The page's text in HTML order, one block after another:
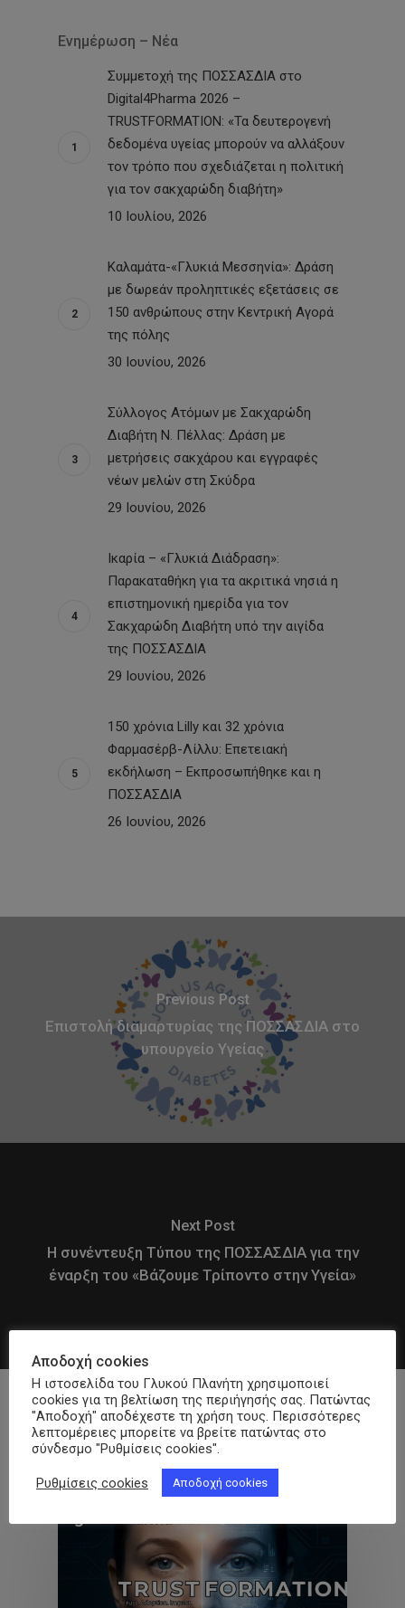
Ενημέρωση – Νέα
Συμμετοχή της ΠΟΣΣΑΣΔΙΑ στο
Digital4Pharma 2026 –
TRUSTFORMATION: «Τα δευτερογενή
δεδομένα υγείας μπορούν να αλλάξουν
τον τρόπο που σχεδιάζεται η πολιτική
για τον σακχαρώδη διαβήτη»
10 Ιουλίου, 2026
Καλαμάτα-«Γλυκιά Μεσσηνία»: Δράση
με δωρεάν προληπτικές εξετάσεις σε
150 ανθρώπους στην Κεντρική Αγορά
της πόλης
30 Ιουνίου, 2026
Σύλλογος Ατόμων με Σακχαρώδη
Διαβήτη Ν. Πέλλας: Δράση με
μετρήσεις σακχάρου και εγγραφές
νέων μελών στη Σκύδρα
29 Ιουνίου, 2026
Ικαρία – «Γλυκιά Διάδραση»:
Παρακαταθήκη για τα ακριτικά νησιά η
επιστημονική ημερίδα για τον
Σακχαρώδη Διαβήτη υπό την αιγίδα
της ΠΟΣΣΑΣΔΙΑ
29 Ιουνίου, 2026
150 χρόνια Lilly και 32 χρόνια
Φαρμασέρβ-Λίλλυ: Eπετειακή
εκδήλωση – Εκπροσωπήθηκε και η
ΠΟΣΣΑΣΔΙΑ
26 Ιουνίου, 2026
Previous Post
Επιστολή διαμαρτυρίας της ΠΟΣΣΑΣΔΙΑ στο
υπουργείο Υγείας
Next Post
Η συνέντευξη Τύπου της ΠΟΣΣΑΣΔΙΑ για την
έναρξη του «Βάζουμε Τρίποντο στην Υγεία»
Recommended For You
Αποδοχή cookies
Η ιστοσελίδα του Γλυκού Πλανήτη χρησιμοποιεί
cookies για τη βελτίωση της περιήγησής σας. Πατώντας
"Αποδοχή" αποδέχεστε τη χρήση τους. Περισσότερες
λεπτομέρειες μπορείτε να βρείτε πατώντας στο
σύνδεσμο "Ρυθμίσεις cookies".
Ρυθμίσεις cookies Αποδοχή cookies